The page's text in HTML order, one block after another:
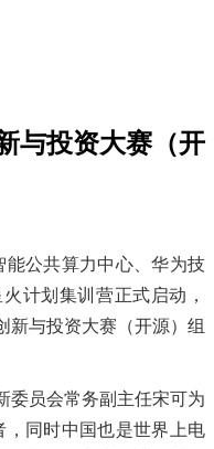
与投资大赛（开
能公共算力中心、华为技
计划集训营正式启动，
新与投资大赛（开源）组
委员会常务副主任宋可为
，同时中国也是世界上电